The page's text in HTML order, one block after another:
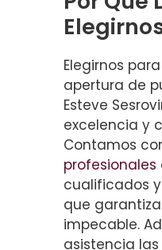
Elegirnos
apertura de
Esteve
excelencia y
Contamos
profesionales
cualificados
que
impecable.
asistencia